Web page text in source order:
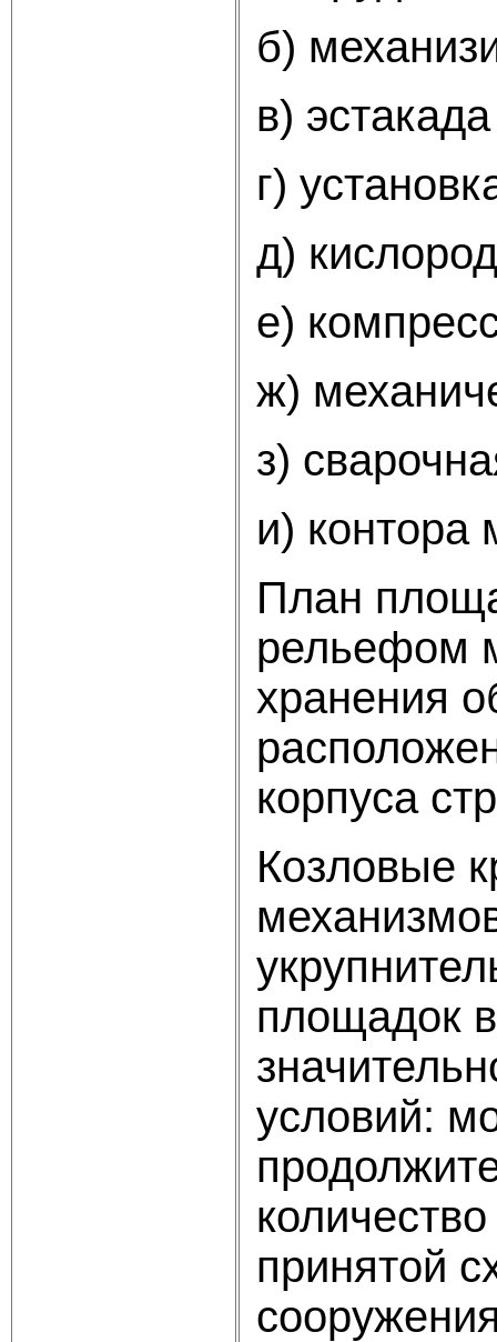
б)
в)
г)
д)
е)
ж)
з)
и) контора
План
рельефом
хранения
корпуса
Козловые
площадок
условий:
принятой